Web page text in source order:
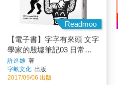
Readmoo
【電子書】字字有來頭 文字
學家的殷墟筆記03 日常生
活篇Ⅰ 食與衣
許進雄 著
字畝文化 出版
2017/09/06 出版